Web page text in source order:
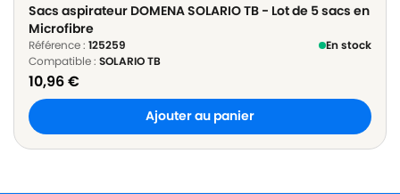
Sacs aspirateur DOMENA SOLARIO TB - Lot de 5 sacs en
Microfibre
Référence : 125259
En stock
Compatible : SOLARIO TB
10,96€
Ajouter au panier